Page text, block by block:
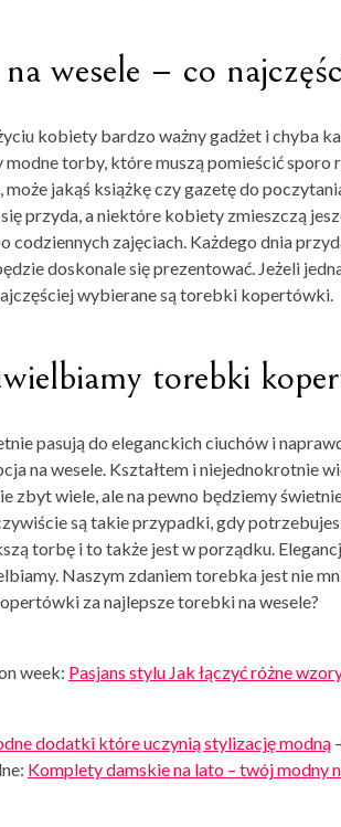
wesele – co
kobiety bardzo ważny gadżet i chyba
modne torby, które muszą pomieścić sporo
jakąś książkę czy gazetę do
przyda, a niektóre kobiety zmieszczą
codziennych zajęciach. Każdego dnia
doskonale się prezentować. Jeżeli
wybierane są torebki kopertówki.
torebki
pasują do eleganckich ciuchów i
na wesele. Kształtem i niejednokrotnie
zbyt wiele, ale na pewno będziemy
są takie przypadki, gdy
torbę i to także jest w porządku.
Naszym zdaniem torebka jest nie
za najlepsze torebki na wesele?
week: Pasjans stylu Jak łączyć różne
dodatki które uczynią stylizację modną
Komplety damskie na lato – twój modny